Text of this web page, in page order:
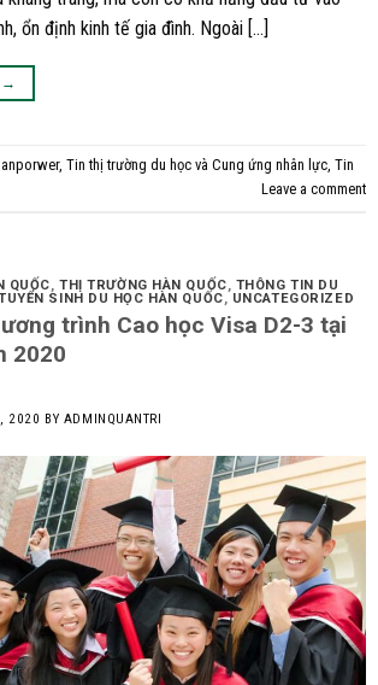
ổn định kinh tế gia đình. Ngoài […]
→
, Tin thị trường du học và Cung ứng nhân lực, Tin
Leave a comment
QUỐC,THỊ TRƯỜNG HÀN QUỐC, THÔNG TIN DU
SINH DU HỌC HÀN QUỐC, UNCATEGORIZED
trình Cao học Visa D2-3 tại
2020
2020 BY ADMINQUANTRI